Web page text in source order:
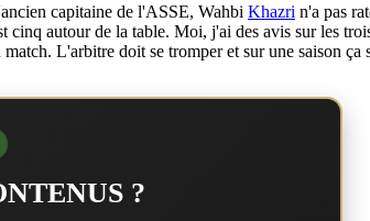
capitaine de l'ASSE, Wahbi Khazri n'a pas
autour de la table. Moi, j'ai des avis sur les
L'arbitre doit se tromper et sur une saison ça
?